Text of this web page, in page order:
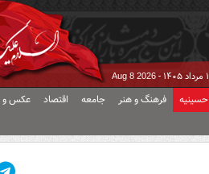
Aug 8 2026
حسینیه فرهنگ و هنر جامعه اقتصاد عکس و